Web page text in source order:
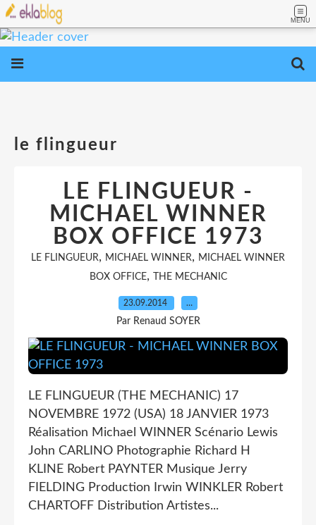
MENU
le flingueur
LE FLINGUEUR -
MICHAEL WINNER
BOX OFFICE 1973
LE FLINGUEUR, MICHAEL WINNER, MICHAEL WINNER
BOX OFFICE, THE MECHANIC
23.09.2014 …
Par Renaud SOYER
LE FLINGUEUR (THE MECHANIC) 17
NOVEMBRE 1972 (USA) 18 JANVIER 1973
Réalisation Michael WINNER Scénario Lewis
John CARLINO Photographie Richard H
KLINE Robert PAYNTER Musique Jerry
FIELDING Production Irwin WINKLER Robert
CHARTOFF Distribution Artistes...